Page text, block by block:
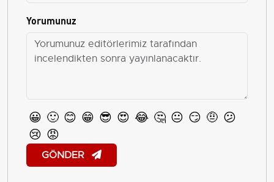
Yorumunuz
😀 🙂 😊 😁 😎 😍 😂 🤔 😐 😏 🤨 😕
😢 😡
GÖNDER